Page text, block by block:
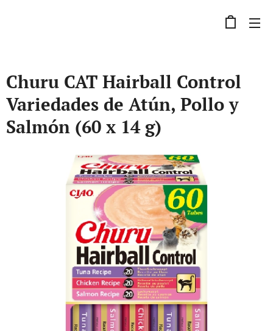
Churu CAT Hairball Control
Variedades de Atún, Pollo y
Salmón (60 x 14 g)